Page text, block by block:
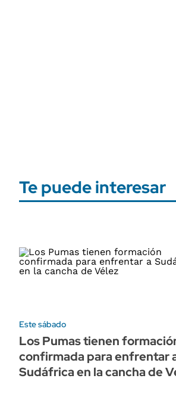
Te puede interesar
Este sábado
Los Pumas tienen
confirmada para enfrentar
Sudáfrica en la cancha de